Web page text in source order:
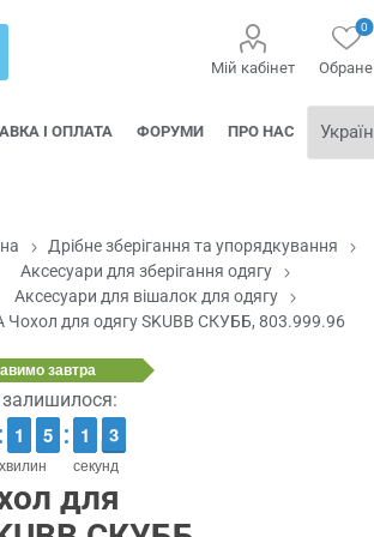
Мій кабінет Обране
0
І ОПЛАТА ФОРУМИ ПРО НАС
Дрібне зберігання та упорядкування
Аксесуари для зберігання одягу
Аксесуари для вішалок для одягу
Чохол для одягу SKUBB СКУББ, 803.999.96
завтра
залишилося:
хвилин
1
1
1
1 4
4
5
5
секунд
2
1
1 3
2
2
для